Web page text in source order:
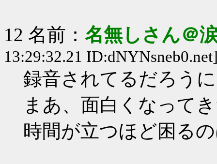
12 名前： 名無しさん＠
13:29:32.21
録音されてるだろうに
まあ、面白くなって
時間が立つほど困る